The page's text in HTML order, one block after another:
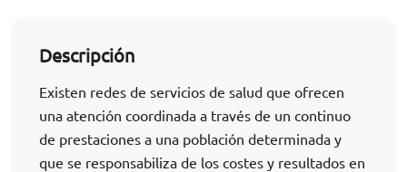
Descripción
Existen redes de servicios de salud que ofrecen
una atención coordinada a través de un continuo
de prestaciones a una población determinada y
que se responsabiliza de los costes y resultados en